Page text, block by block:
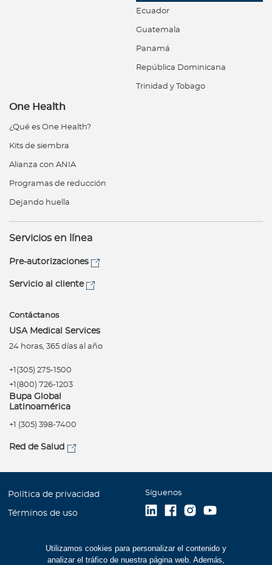
Utilizamos cookies para personalizar el contenido y
analizar el tráfico de nuestra página web. Además,
Ecuador
Guatemala
Panamá
República Dominicana
Trinidad y Tobago
One Health
¿Qué es One Health?
Kits de siembra
Alianza con ANIA
Programas de reducción
Dejando huella
Servicios en línea
Pre-autorizaciones
Servicio al cliente
Contáctanos
USA Medical Services
24 horas, 365 días al año
+1(305) 275-1500
+1(800) 726-1203
Bupa Global
Latinoamérica
+1 (305) 398-7400
Red de Salud
Política de privacidad
Términos de uso
Mapa del Sitio
Síguenos